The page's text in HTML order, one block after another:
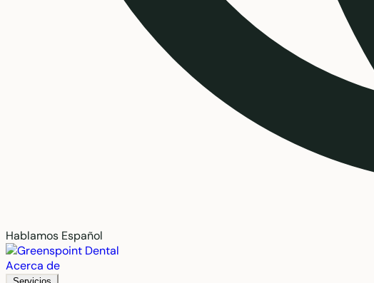
Hablamos Español
Acerca de